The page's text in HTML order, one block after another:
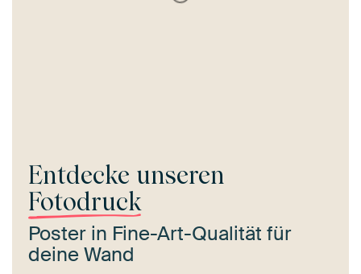
Entdecke unseren
Fotodruck
Poster in Fine-Art-Qualität für
deine Wand